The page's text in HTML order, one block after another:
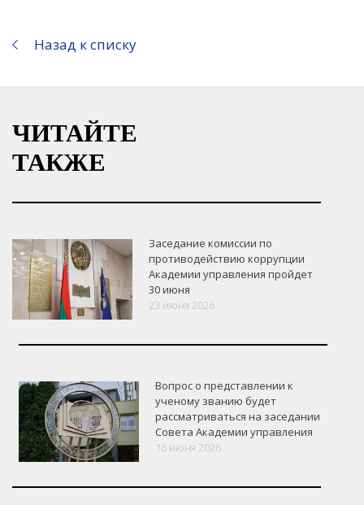
Назад к списку
ЧИТАЙТЕ
ТАКЖЕ
Заседание комиссии по
противодействию коррупции
Академии управления пройдет
30 июня
23 июня 2026
Вопрос о представлении к
ученому званию будет
рассматриваться на заседании
Совета Академии управления
16 июня 2026